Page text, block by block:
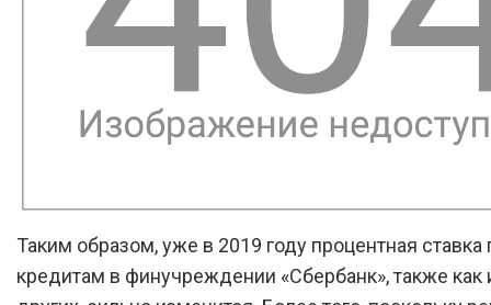
Таким образом, уже в 2019 году процентная ставка
кредитам в финучреждении «Сбербанк», также как